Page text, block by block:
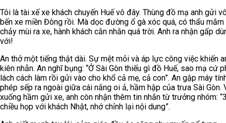
Tôi là tài xế xe khách chuyến Huế vô đây. Thùng đồ mạ anh gửi
bến xe miền Đông rồi. Mà dọc đường ổ gà xóc quá, có thẩu
chảy mùi ra xe, hành khách cằn nhằn quá trời. Anh ra nhận gấp
với!
An thở một tiếng thật dài. Sự mệt mỏi và áp lực công việc khiến
kiên nhẫn. An nghĩ bụng: “Ở Sài Gòn thiếu gì đồ Huế, sao mạ cứ
lách cách làm rồi gửi vào cho khổ cả mẹ, cả con”. An gập máy
phép sếp ra ngoài giữa cái nắng oi ả, hầm hập của trưa Sài Gòn.
xuống hầm gửi xe, anh còn nhận thêm tin nhắn từ trưởng nhóm:
chiều họp với khách Nhật, nhớ chỉnh lại nội dung”.